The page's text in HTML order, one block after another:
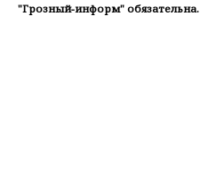
"Грозный-информ" обязательна.